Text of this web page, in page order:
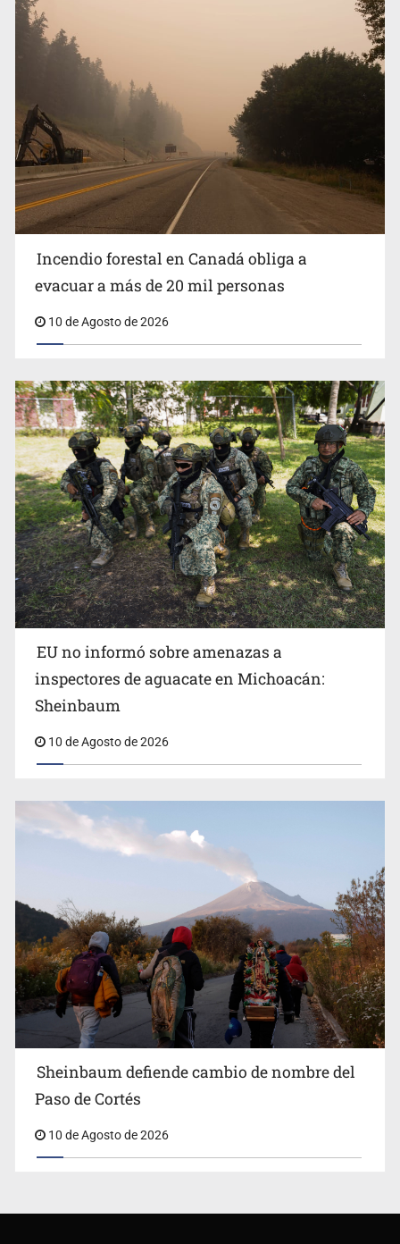
Están en proceso 75 auditorías de 2026
Lo vinculan por amenazas contra su esposa en Vallarta
Incendio forestal en Canadá obliga a evacuar a más de
20 mil personas
Incendio forestal en Canadá obliga a
evacuar a más de 20 mil personas
10 de Agosto de 2026
EU no informó sobre amenazas a
inspectores de aguacate en Michoacán:
Sheinbaum
10 de Agosto de 2026
Sheinbaum defiende cambio de nombre del
Paso de Cortés
10 de Agosto de 2026